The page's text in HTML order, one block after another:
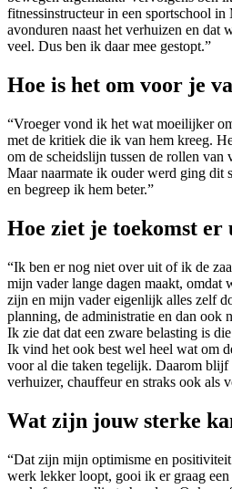
fitnessinstructeur in een sportschool
avonduren naast het verhuizen en dat
veel. Dus ben ik daar mee gestopt.”
Hoe is het om voor je
“Vroeger vond ik het wat moeilijker
met de kritiek die ik van hem kreeg.
om de scheidslijn tussen de rollen van
Maar naarmate ik ouder werd ging dit
en begreep ik hem beter.”
Hoe ziet je toekomst er
“Ik ben er nog niet over uit of ik de
mijn vader lange dagen maakt,
zijn en mijn vader eigenlijk alles zelf
planning, de administratie en dan ook
Ik zie dat dat een zware belasting is
Ik vind het ook best wel heel wat om
voor al die taken tegelijk. Daarom
verhuizer, chauffeur en straks ook als
Wat zijn jouw sterke
“Dat zijn mijn optimisme en
werk lekker loopt, gooi ik er graag een